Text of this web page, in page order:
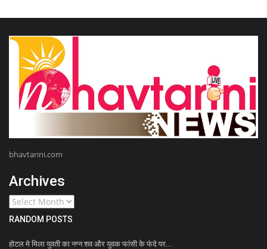
bhavtarini.com
Archives
RANDOM POSTS
होटल मे मिला युवती का नग्न शव और युवक फांसी के फंदे पर...